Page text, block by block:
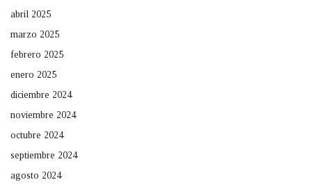
abril 2025
marzo 2025
febrero 2025
enero 2025
diciembre 2024
noviembre 2024
octubre 2024
septiembre 2024
agosto 2024